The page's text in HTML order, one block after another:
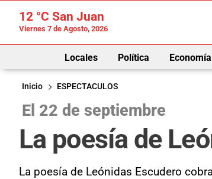
12 °C San Juan
Viernes 7 de Agosto, 2026
Locales Política Economía
Inicio ESPECTACULOS
El 22 de septiembre
La poesía de
La poesía de Leónidas Escudero